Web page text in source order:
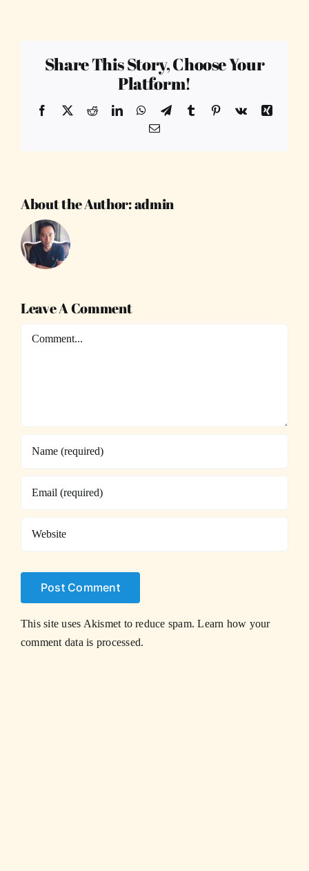
Share This Story, Choose Your
Platform!
Facebook
X RedditLinkedInWhatsApp
TelegramTumblr Pinterest
Vk
Xing
Email
About the Author:admin
Leave A Comment
Comment
This site uses Akismet to reduce spam.Learn how your
comment data is processed.